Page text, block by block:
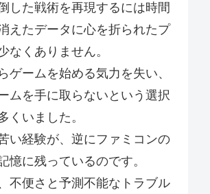
した戦術を再現するには時間
えたデータに心を折られたプ
なくありません。
ゲームを始める気力を失い、
ムを手に取らないという選択
くいました。
い経験が、逆にファミコンの
憶に残っているのです。
不便さと予測不能なトラブル